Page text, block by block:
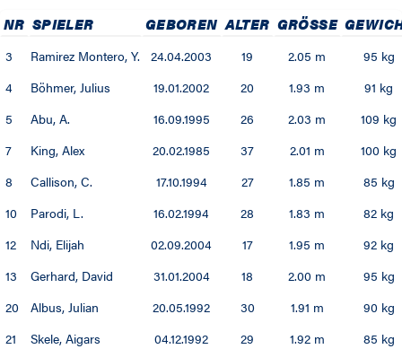
NR SPIELER GEBOREN ALTER GRÖSSE
3 Ramirez Montero, Y. 24.04.2003 19 2.05 m
95 kg
4
Böhmer, Julius 19.01.2002 20 1.93 m
91 kg
5
Abu, A. 16.09.1995 26 2.03 m
109 kg
7
King, Alex 20.02.1985 37 2.01 m
100 kg
8
Callison, C. 17.10.1994 27 1.85 m
85 kg
10
Parodi, L. 16.02.1994 28 1.83 m
82 kg
12
Ndi, Elijah 02.09.2004 17 1.95 m
92 kg
13
Gerhard, David 31.01.2004 18 2.00 m
95 kg
20
Albus, Julian 20.05.1992 30 1.91 m
90 kg
21
Skele, Aigars 04.12.1992 29 1.92 m
85 kg